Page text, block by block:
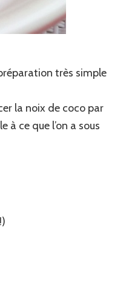
très simple
la noix de coco par
à ce que l’on a sous